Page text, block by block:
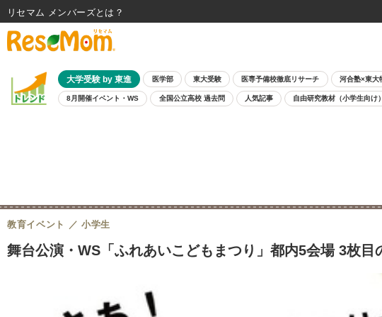
大学受験 by 東進 医学部 東大受験 医専予備校徹底リサーチ 河合塾×東大
8月開催イベント・WS 全国公立高校 過去問 人気記事 自由研究教材（小学生向け）
舞台公演・WS「ふれあいこどもまつり」都内5会場 3枚目
教育イベント 小学生
リセマム メンバーズ